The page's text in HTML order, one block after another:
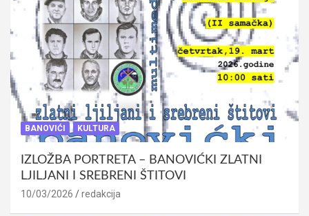
BANOVIĆI KULTURA
IZLOŽBA PORTRETA – BANOVIĆKI ZLATNI
LJILJANI I SREBRENI ŠTITOVI
10/03/2026 redakcija